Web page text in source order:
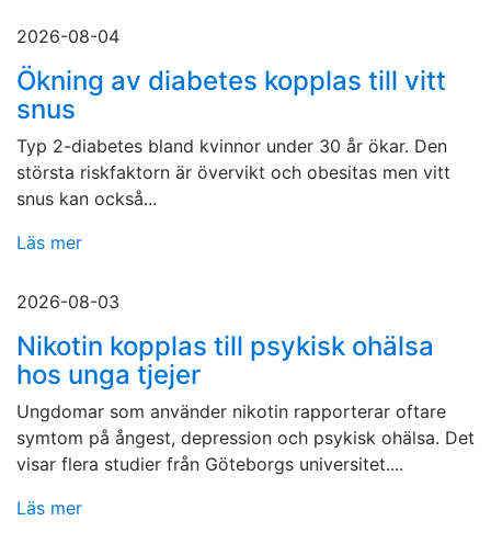
2026-08-04
Ökning av diabetes kopplas till vitt
snus
Typ 2-diabetes bland kvinnor under 30 år ökar. Den
största riskfaktorn är övervikt och obesitas men vitt
snus kan också...
Läs mer
2026-08-03
Nikotin kopplas till psykisk ohälsa
hos unga tjejer
Ungdomar som använder nikotin rapporterar oftare
symtom på ångest, depression och psykisk ohälsa. Det
visar flera studier från Göteborgs universitet....
Läs mer